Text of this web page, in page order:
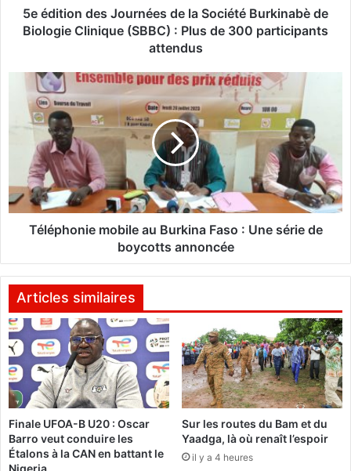
d
e
o
é
t
é
B
u
r
k
i
n
5e édition des Journées de la Société Burkinabè de
Biologie Clinique (SBBC) : Plus de 300 participants
attendus
n
i
o
b
l
e
a
u
B
u
r
k
i
n
Téléphonie mobile au Burkina Faso : Une série de
boycotts annoncée
Articles similaires
Finale UFOA-B U20 : Oscar
Barro veut conduire les
Étalons à la CAN en battant le
Sur les routes du Bam et du
Yaadga, là où renaît l’espoir
il y a 4 heures